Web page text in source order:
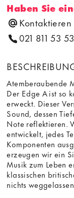
Haben Sie
Kontaktieren
021 811 53 53
Atemberaubende
Der Edge A ist so
erweckt. Dieser
Sound, dessen
Note reflektieren.
entwickelt, jedes
Komponenten
erzeugen wir ein
Musik zum Leben
klassischen
nichts